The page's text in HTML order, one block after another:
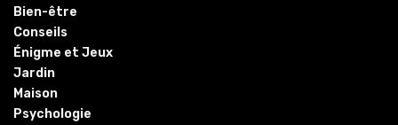
Bien-être
Conseils
Énigme et Jeux
Jardin
Maison
Psychologie